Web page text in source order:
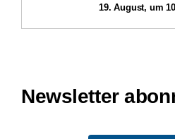
19. August, um
Newsletter